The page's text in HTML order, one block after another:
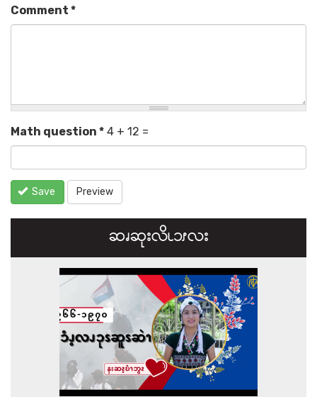
Comment *
Math question * 4 + 12 =
Save Preview
ဆၧဆုးလိၬ၁ၭလး